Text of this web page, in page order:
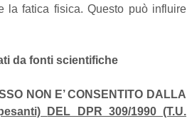
la fatica fisica. Questo può influire
da fonti scientifiche
NON E’ CONSENTITO DALLA
DEL DPR 309/1990 (T.U.